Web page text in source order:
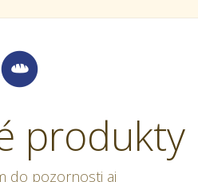
produkty
do pozornosti aj